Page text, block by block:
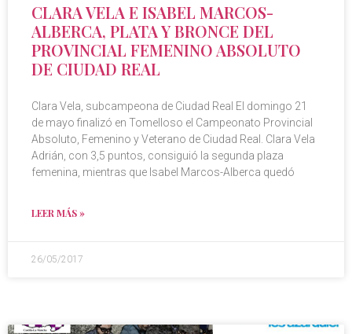
CLARA VELA E ISABEL MARCOS-
ALBERCA, PLATA Y BRONCE DEL
PROVINCIAL FEMENINO ABSOLUTO
DE CIUDAD REAL
Clara Vela, subcampeona de Ciudad Real El domingo 21
de mayo finalizó en Tomelloso el Campeonato Provincial
Absoluto, Femenino y Veterano de Ciudad Real. Clara Vela
Adrián, con 3,5 puntos, consiguió la segunda plaza
femenina, mientras que Isabel Marcos-Alberca quedó
LEER MÁS »
26/05/2017